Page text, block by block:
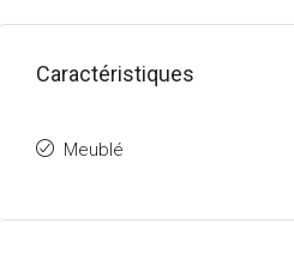
Caractéristiques
Meublé